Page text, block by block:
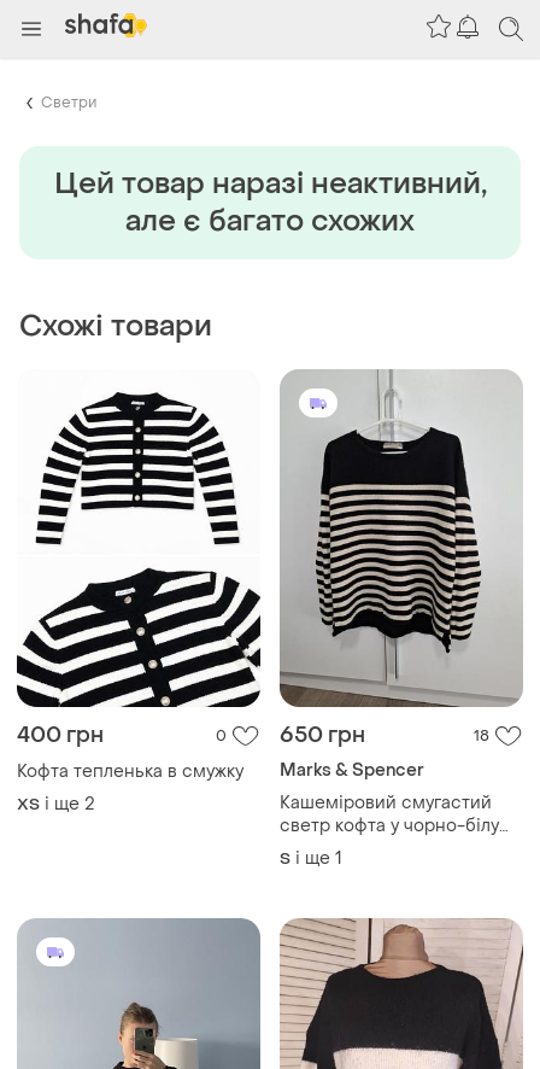
Светри
Цей товар наразi неактивний,
але є багато схожих
Схожі товари
400 грн 0
Кофта тепленька в смужку
ХS і ще 2
650 грн 18
Marks & Spencer
Кашеміровий смугастий
светр кофта у чорно-білу
смужку
S і ще 1